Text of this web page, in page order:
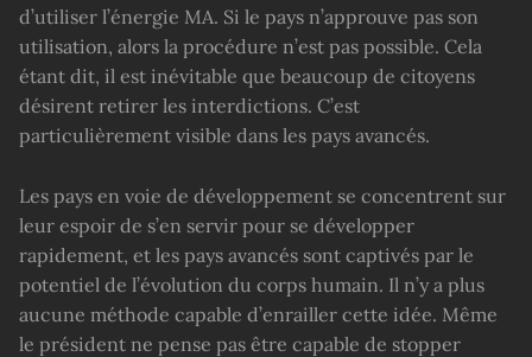
d’utiliser l’énergie MA. Si le pays n’approuve pas son
utilisation, alors la procédure n’est pas possible. Cela
étant dit, il est inévitable que beaucoup de citoyens
désirent retirer les interdictions. C’est
particulièrement visible dans les pays avancés.
Les pays en voie de développement se concentrent sur
leur espoir de s’en servir pour se développer
rapidement, et les pays avancés sont captivés par le
potentiel de l’évolution du corps humain. Il n’y a plus
aucune méthode capable d’enrailler cette idée. Même
le président ne pense pas être capable de stopper